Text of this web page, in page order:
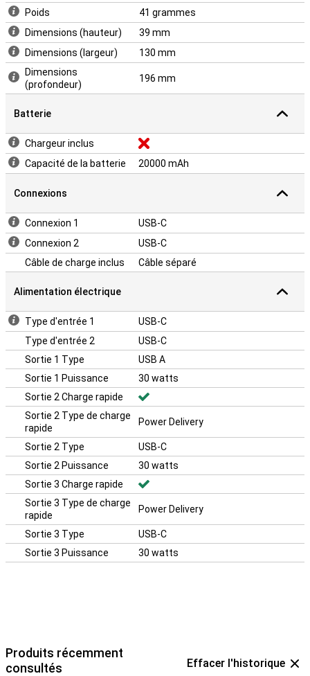
Poids
41 grammes
Dimensions (hauteur)
39 mm
Dimensions (largeur)
130 mm
Dimensions
(profondeur)
196 mm
Batterie
Chargeur inclus
Capacité de la batterie
20000 mAh
Connexions
Connexion 1
USB-C
Connexion 2
USB-C
Câble de charge inclus
Câble séparé
Alimentation électrique
Type d'entrée 1
USB-C
Type d'entrée 2
USB-C
Sortie 1 Type
USB A
Sortie 1 Puissance
30 watts
Sortie 2 Charge rapide
Sortie 2 Type de charge
rapide
Power Delivery
Sortie 2 Type
USB-C
Sortie 2 Puissance
30 watts
Sortie 3 Charge rapide
Sortie 3 Type de charge
rapide
Power Delivery
Sortie 3 Type
USB-C
Sortie 3 Puissance
30 watts
Produits récemment
consultés
Effacer l'historique